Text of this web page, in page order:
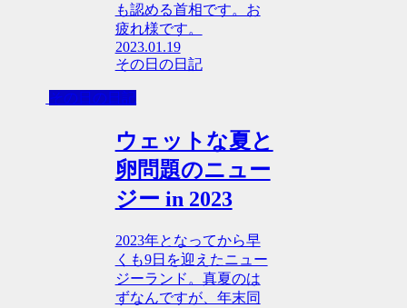
も認める首相です。お
疲れ様です。
2023.01.19
その日の日記
その日の日記
ウェットな夏と
卵問題のニュー
ジー in 2023
2023年となってから早
くも9日を迎えたニュー
ジーランド。真夏のは
ずなんですが、年末同